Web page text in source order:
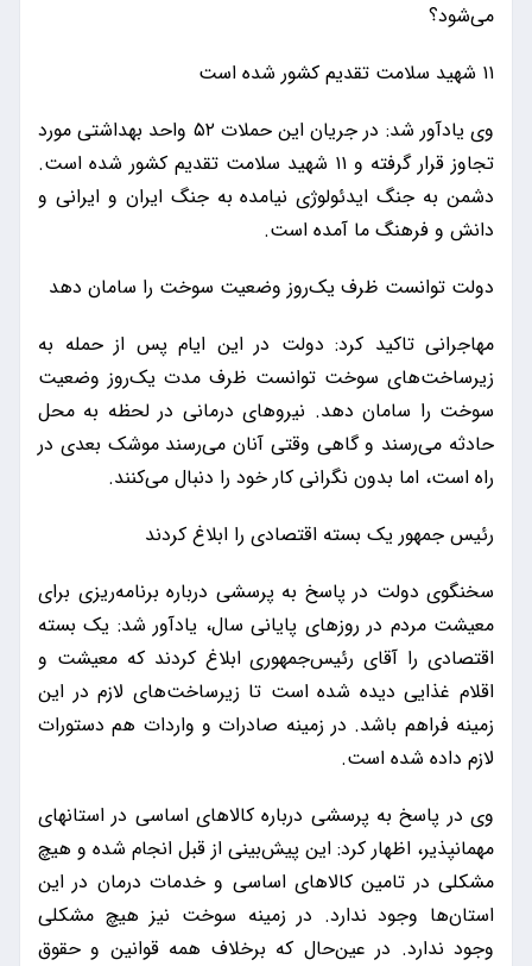
می‌شود؟
۱۱ شهید سلامت تقدیم کشور شده است
وی یادآور شد: در جریان این حملات ۵۲ واحد بهداشتی مورد
تجاوز قرار گرفته و ۱۱ شهید سلامت تقدیم کشور شده است.
دشمن به جنگ ایدئولوژی نیامده به جنگ ایران و ایرانی و
دانش و فرهنگ ما آمده است.
دولت توانست ظرف یک‌روز وضعیت سوخت را سامان دهد
مهاجرانی تاکید کرد: دولت در این ایام پس از حمله به
زیرساخت‌های سوخت توانست ظرف مدت یک‌روز وضعیت
سوخت را سامان دهد. نیروهای درمانی در لحظه به محل
حادثه می‌رسند و گاهی وقتی آنان می‌رسند موشک بعدی در
راه است، اما بدون نگرانی کار خود را دنبال می‌کنند.
رئیس جمهور یک بسته اقتصادی را ابلاغ کردند
سخنگوی دولت در پاسخ به پرسشی درباره برنامه‌ریزی برای
معیشت مردم در روزهای پایانی سال، یادآور شد: یک بسته
اقتصادی را آقای رئیس‌جمهوری ابلاغ کردند که معیشت و
اقلام غذایی دیده شده است تا زیرساخت‌های لازم در این
زمینه فراهم باشد. در زمینه صادرات و واردات هم دستورات
لازم داده شده است.
وی در پاسخ به پرسشی درباره کالاهای اساسی در استانهای
مهمانپذیر، اظهار کرد: این پیش‌بینی از قبل انجام شده و هیچ
مشکلی در تامین کالاهای اساسی و خدمات درمان در این
استان‌ها وجود ندارد. در زمینه سوخت نیز هیچ مشکلی
وجود ندارد. در عین‌حال که برخلاف همه قوانین و حقوق